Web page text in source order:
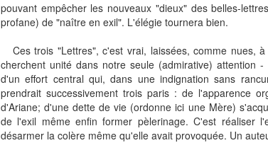
pouvant empêcher les nouveaux "dieux" des belles-
profane) de "naître en exil". L'élégie tournera bien.
Ces trois "Lettres", c'est vrai, laissées, comme nues,
cherchent unité dans notre seule (admirative) attention
d'un effort central qui, dans une indignation sans
prendrait successivement trois paris : de l'apparence
d'Ariane; d'une dette de vie (ordonne ici une Mère)
de l'exil même enfin former pèlerinage. C'est réaliser
désarmer la colère même qu'elle avait provoquée. Un